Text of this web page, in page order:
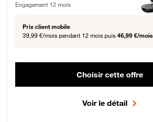
Engagement 12 mois
Prix client mobile
39,99 €/mois pendant 12 mois puis 46,99 €/mois
Choisir cette offre
Voir le détail